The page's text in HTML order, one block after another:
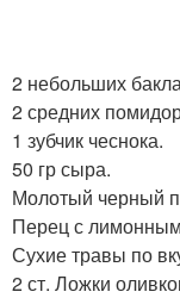
2 небольших
2 средних
1 зубчик чеснока.
50 гр сыра.
Молотый черный
Перец с
Сухие травы по
2 ст. Ложки